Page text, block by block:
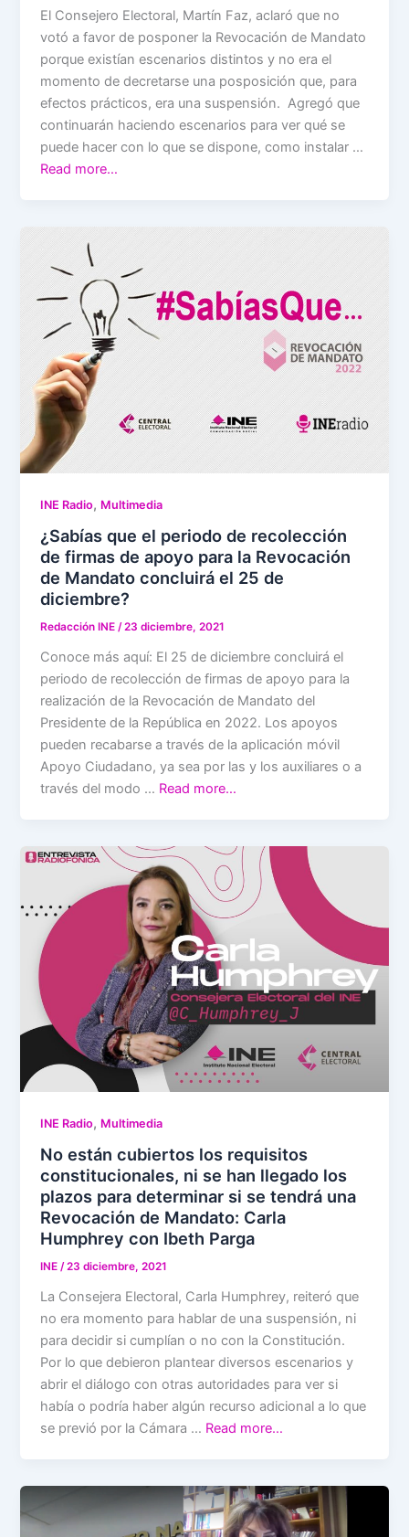
El Consejero Electoral, Martín Faz, aclaró que no
votó a favor de posponer la Revocación de Mandato
porque existían escenarios distintos y no era el
momento de decretarse una posposición que, para
efectos prácticos, era una suspensión. Agregó que
continuarán haciendo escenarios para ver qué se
puede hacer con lo que se dispone, como instalar …
Read more…
INE Radio, Multimedia
¿Sabías que el periodo de recolección
de firmas de apoyo para la Revocación
de Mandato concluirá el 25 de
diciembre?
Redacción INE/23 diciembre, 2021
Conoce más aquí: El 25 de diciembre concluirá el
periodo de recolección de firmas de apoyo para la
realización de la Revocación de Mandato del
Presidente de la República en 2022. Los apoyos
pueden recabarse a través de la aplicación móvil
Apoyo Ciudadano, ya sea por las y los auxiliares o a
través del modo … Read more…
INE Radio, Multimedia
No están cubiertos los requisitos
constitucionales, ni se han llegado los
plazos para determinar si se tendrá una
Revocación de Mandato: Carla
Humphrey con Ibeth Parga
INE/23 diciembre, 2021
La Consejera Electoral, Carla Humphrey, reiteró que
no era momento para hablar de una suspensión, ni
para decidir si cumplían o no con la Constitución.
Por lo que debieron plantear diversos escenarios y
abrir el diálogo con otras autoridades para ver si
había o podría haber algún recurso adicional a lo que
se previó por la Cámara … Read more…